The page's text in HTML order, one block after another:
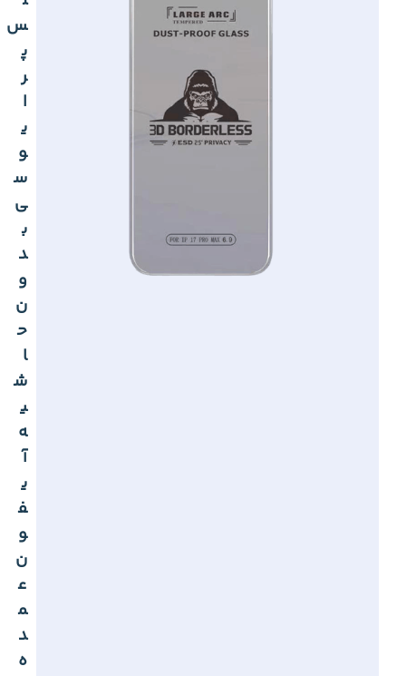
س
پ
ر
ا
ی
و
س
ی
ب
د
و
ن
ح
ا
ش
ی
ه
آ
ی
ف
و
ن
ع
م
د
ه